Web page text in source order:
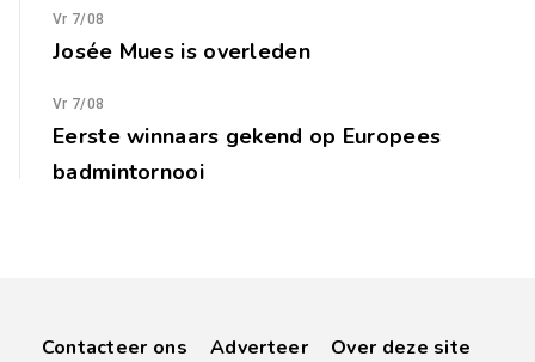
Vr 7/08
Josée Mues is overleden
Vr 7/08
Eerste winnaars gekend op Europees
badmintornooi
Contacteer ons Adverteer
Over deze site